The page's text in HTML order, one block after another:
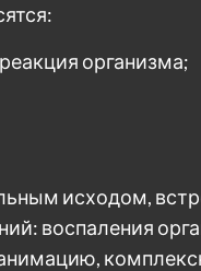
организма;
исходом,
воспаления